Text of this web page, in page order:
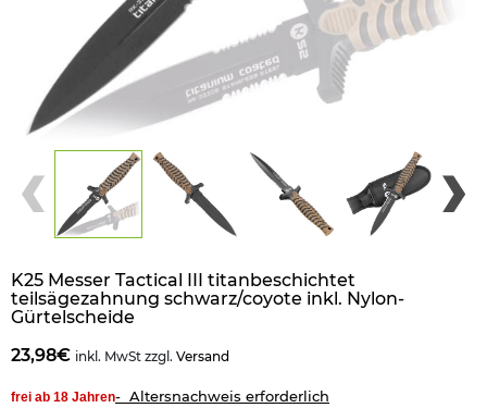
K25 Messer Tactical III titanbeschichtet
teilsägezahnung schwarz/coyote inkl. Nylon-
Gürtelscheide
23,98€ inkl. MwSt zzgl. Versand
frei ab 18 Jahren- Altersnachweis erforderlich